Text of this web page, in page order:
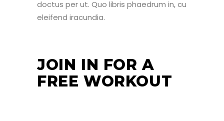
doctus per ut. Quo libris phaedrum in, cu
eleifend iracundia.
JOIN IN FOR A
FREE WORKOUT